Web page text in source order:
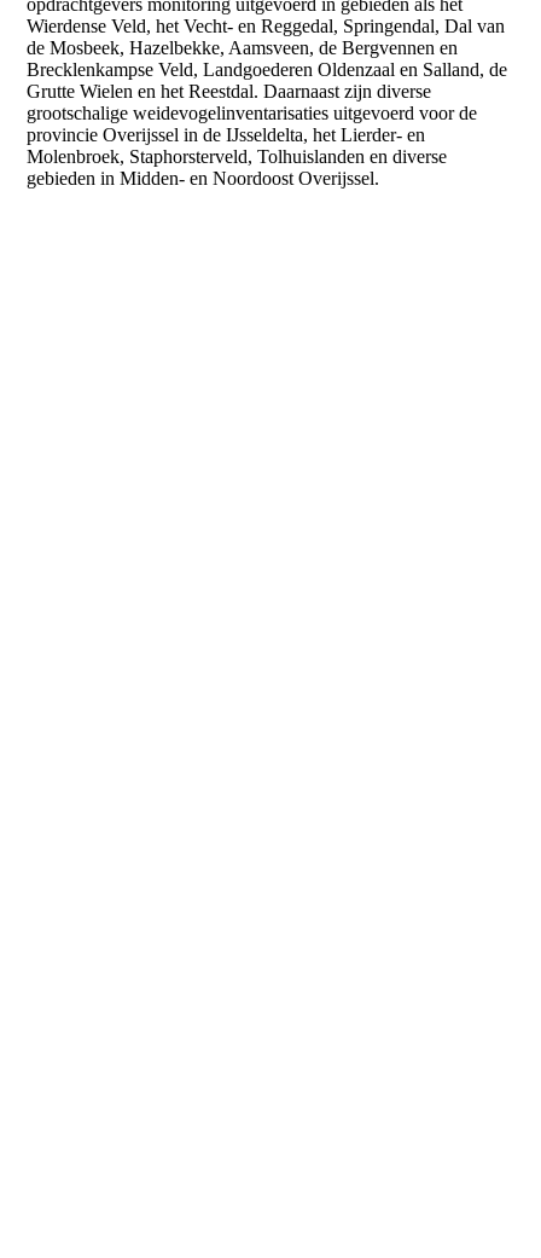
opdrachtgevers monitoring uitgevoerd in gebieden als het
Wierdense Veld, het Vecht- en Reggedal, Springendal, Dal van
de Mosbeek, Hazelbekke, Aamsveen, de Bergvennen en
Brecklenkampse Veld, Landgoederen Oldenzaal en Salland, de
Grutte Wielen en het Reestdal. Daarnaast zijn diverse
grootschalige weidevogelinventarisaties uitgevoerd voor de
provincie Overijssel in de IJsseldelta, het Lierder- en
Molenbroek, Staphorsterveld, Tolhuislanden en diverse
gebieden in Midden- en Noordoost Overijssel.